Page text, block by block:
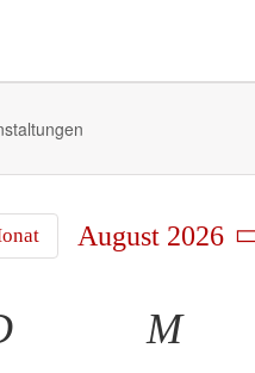
August 2026
DIENSTAG
M